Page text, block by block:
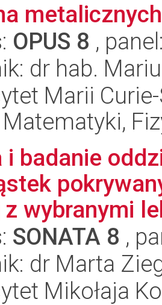
OPUS 8 ,
dr hab.
Marii
Matematyki,
i badanie
wybranymi
SONATA 8 ,
dr Marta
Mikołaja